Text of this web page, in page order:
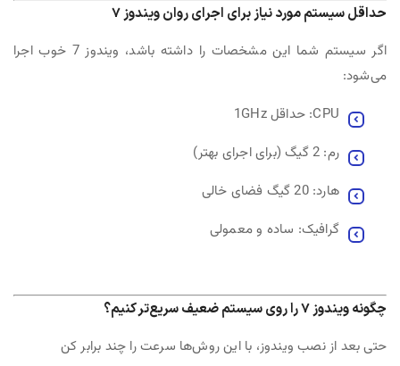
حداقل سیستم مورد نیاز برای اجرای روان ویندوز 7
اگر سیستم شما این مشخصات را داشته باشد، ویندوز 7 خوب اجرا
می‌شود:
CPU: حداقل 1GHz
رم: 2 گیگ (برای اجرای بهتر)
هارد: 20 گیگ فضای خالی
گرافیک: ساده و معمولی
چگونه ویندوز 7 را روی سیستم ضعیف سریع‌تر کنیم؟
حتی بعد از نصب ویندوز، با این روش‌ها سرعت را چند برابر کن